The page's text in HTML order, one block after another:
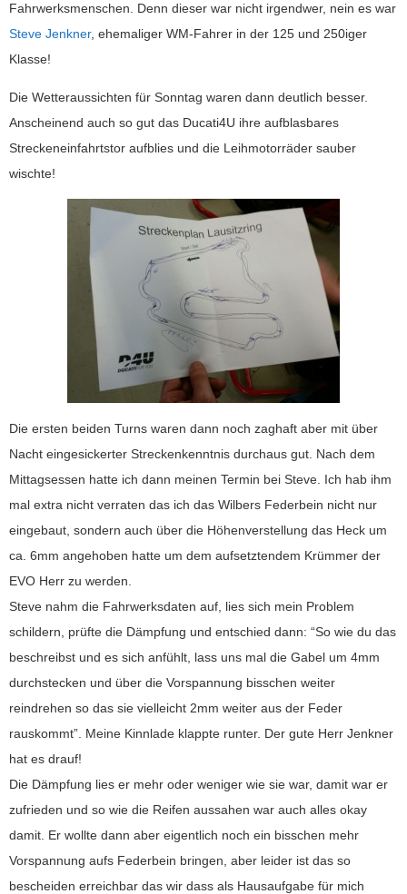
Fahrwerksmenschen. Denn dieser war nicht irgendwer, nein es war
Steve Jenkner, ehemaliger WM-Fahrer in der 125 und 250iger
Klasse!
Die Wetteraussichten für Sonntag waren dann deutlich besser.
Anscheinend auch so gut das Ducati4U ihre aufblasbares
Streckeneinfahrtstor aufblies und die Leihmotorräder sauber
wischte!
Die ersten beiden Turns waren dann noch zaghaft aber mit über
Nacht eingesickerter Streckenkenntnis durchaus gut. Nach dem
Mittagsessen hatte ich dann meinen Termin bei Steve. Ich hab ihm
mal extra nicht verraten das ich das Wilbers Federbein nicht nur
eingebaut, sondern auch über die Höhenverstellung das Heck um
ca. 6mm angehoben hatte um dem aufsetztendem Krümmer der
EVO Herr zu werden.
Steve nahm die Fahrwerksdaten auf, lies sich mein Problem
schildern, prüfte die Dämpfung und entschied dann: “So wie du das
beschreibst und es sich anfühlt, lass uns mal die Gabel um 4mm
durchstecken und über die Vorspannung bisschen weiter
reindrehen so das sie vielleicht 2mm weiter aus der Feder
rauskommt”. Meine Kinnlade klappte runter. Der gute Herr Jenkner
hat es drauf!
Die Dämpfung lies er mehr oder weniger wie sie war, damit war er
zufrieden und so wie die Reifen aussahen war auch alles okay
damit. Er wollte dann aber eigentlich noch ein bisschen mehr
Vorspannung aufs Federbein bringen, aber leider ist das so
bescheiden erreichbar das wir dass als Hausaufgabe für mich